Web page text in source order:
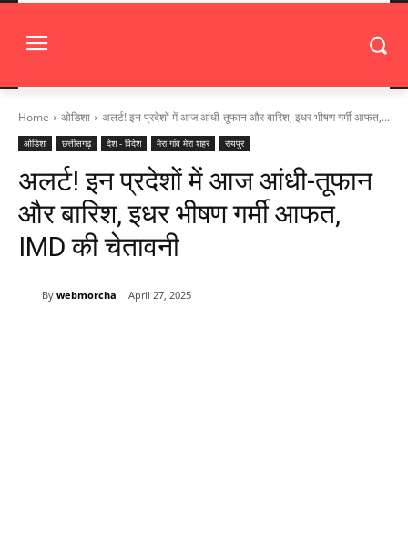
Home ओडिशा अलर्ट! इन प्रदेशों में आज आंधी-तूफान और बारिश, इधर भीषण गर्मी आफत,...
ओडिशा छत्तीसगढ़ देश - विदेश मेरा गांव मेरा शहर रायपुर
अलर्ट! इन प्रदेशों में आज आंधी-तूफान
और बारिश, इधर भीषण गर्मी आफत,
IMD की चेतावनी
By webmorcha April 27, 2025